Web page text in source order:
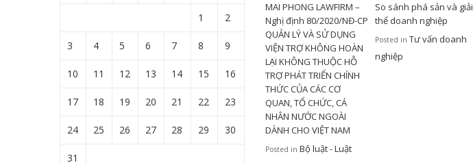
MAI PHONG LAWFIRM –
Nghị định 80/2020/NĐ-CP
QUẢN LÝ VÀ SỬ DỤNG
VIỆN TRỢ KHÔNG HOÀN
LẠI KHÔNG THUỘC HỖ
TRỢ PHÁT TRIỂN CHÍNH
THỨC CỦA CÁC CƠ
QUAN, TỔ CHỨC, CÁ
NHÂN NƯỚC NGOÀI
DÀNH CHO VIỆT NAM
Posted in Bộ luật - Luật
So sánh phá sản và giải
thể doanh nghiệp
Posted in Tư vấn doanh
nghiệp
1 2
3 4 5 6 7 8 9
10 11 12 13 14 15 16
17 18 19 20 21 22 23
24 25 26 27 28 29 30
31